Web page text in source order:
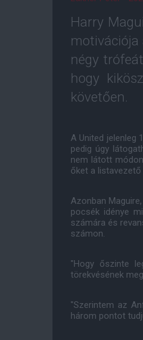
Harry
motivációja
négy
hogy
követően.
A United jelenleg
pedig úgy
nem látott
őket a
Azonban
pocsék idénye
számára és
számon.
"Hogy őszinte
törekvésének
"Szerintem az
három pontot